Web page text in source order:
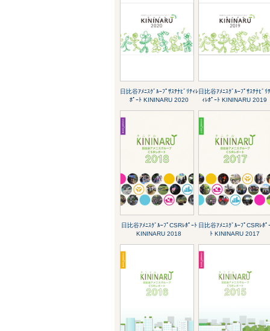
日比谷ｱﾒﾆｽｸﾞﾙｰﾌﾟｻｽﾃﾅﾋﾞﾘﾃｨﾚ
ﾎﾟｰﾄ KININARU 2020
日比谷ｱﾒﾆｽｸﾞﾙｰﾌﾟｻｽﾃﾅﾋﾞﾘ
ｨﾚﾎﾟｰﾄ KININARU 2019
日比谷ｱﾒﾆｽｸﾞﾙｰﾌﾟCSRﾚﾎﾟｰﾄ
KININARU 2018
日比谷ｱﾒﾆｽｸﾞﾙｰﾌﾟCSRﾚﾎﾟ
ﾄ KININARU 2017